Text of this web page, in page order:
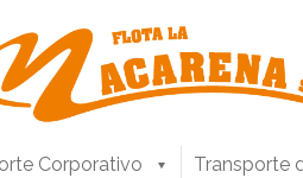
Corporativo Transporte